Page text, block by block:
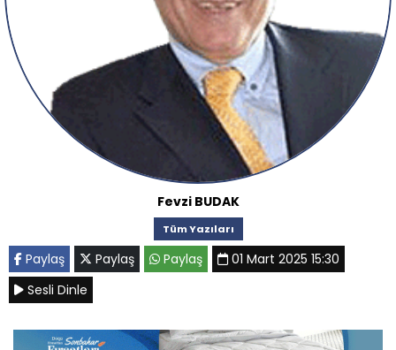
Fevzi BUDAK
Tüm Yazıları
Paylaş Paylaş Paylaş
01 Mart 2025 15:30
Sesli Dinle